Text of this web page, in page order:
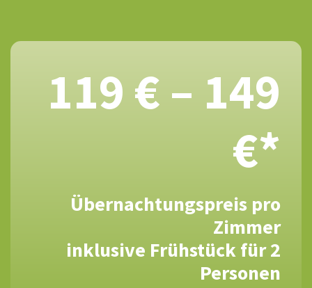
119 € – 149
€*
Übernachtungspreis pro
Zimmer
inklusive Frühstück für 2
Personen